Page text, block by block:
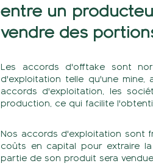
entre un
vendre des
Les accords d'offtake sont
d'exploitation telle qu'une
accords d'exploitation, les
production, ce qui facilite
Nos accords d'exploitation sont
coûts en capital pour extraire
partie de son produit sera